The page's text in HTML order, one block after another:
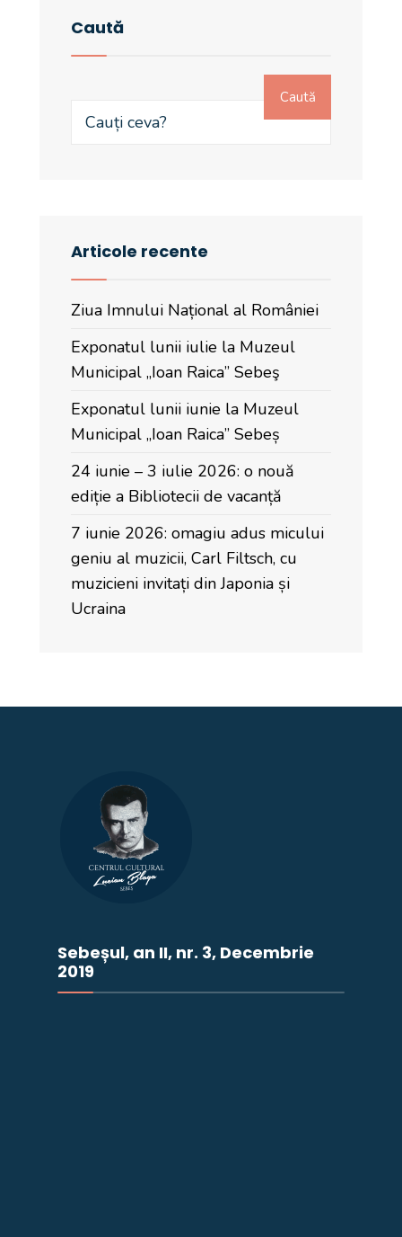
Caută
Caută
Articole recente
Ziua Imnului Național al României
Exponatul lunii iulie la Muzeul
Municipal „Ioan Raica” Sebeş
Exponatul lunii iunie la Muzeul
Municipal „Ioan Raica” Sebeș
24 iunie – 3 iulie 2026: o nouă
ediție a Bibliotecii de vacanță
7 iunie 2026: omagiu adus micului
geniu al muzicii, Carl Filtsch, cu
muzicieni invitați din Japonia și
Ucraina
Sebeșul, an II, nr. 3, Decembrie
2019